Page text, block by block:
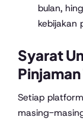
bulan,
kebijakan
Syarat
Setiap
masing-